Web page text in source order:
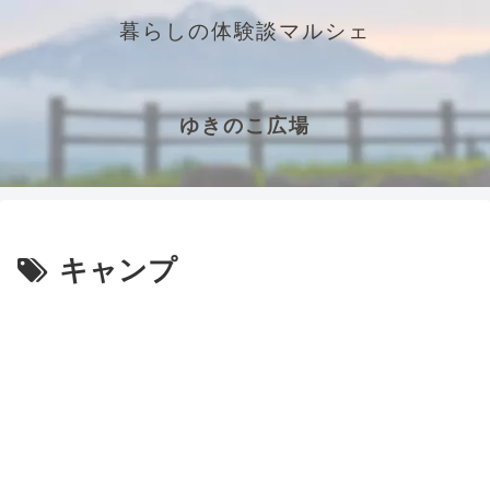
暮らしの体験談マルシェ
ゆきのこ広場
キャンプ